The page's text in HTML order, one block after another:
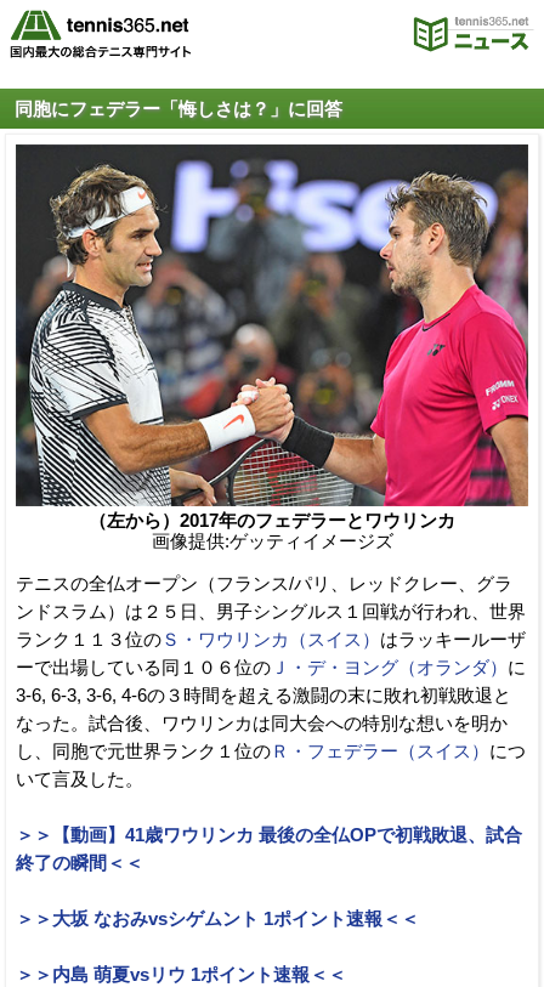
同胞にフェデラー「悔しさは？」に回答
（左から）2017年のフェデラーとワウリンカ
画像提供:ゲッティイメージズ
テニスの全仏オープン（フランス/パリ、レッドクレー、グラ
ンドスラム）は２５日、男子シングルス１回戦が行われ、世界
ランク１１３位のＳ・ワウリンカ（スイス） はラッキールーザ
ーで出場している同１０６位の Ｊ・デ・ヨング（オランダ） に
3-6, 6-3, 3-6, 4-6の３時間を超える激闘の末に敗れ初戦敗退と
なった。試合後、ワウリンカは同大会への特別な想いを明か
し、同胞で元世界ランク１位のＲ・フェデラー（スイス） につ
いて言及した。
＞＞【動画】41歳ワウリンカ 最後の全仏OPで初戦敗退、試合
終了の瞬間＜＜
＞＞大坂 なおみvsシゲムント 1ポイント速報＜＜
＞＞内島 萌夏vsリウ 1ポイント速報＜＜